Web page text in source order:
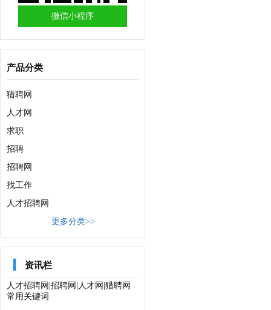
微信小程序
产品分类
猎聘网
人才网
求职
招聘
招聘网
找工作
人才招聘网
更多分类>>
资讯栏
人才招聘网|招聘网|人才网|猎聘网
常用关键词